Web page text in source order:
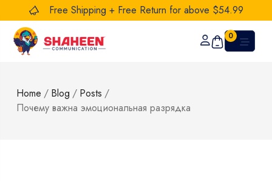
Free Shipping + Free Return for above $54.99
0
Home / Blog / Posts /
Почему важна эмоциональная разрядка